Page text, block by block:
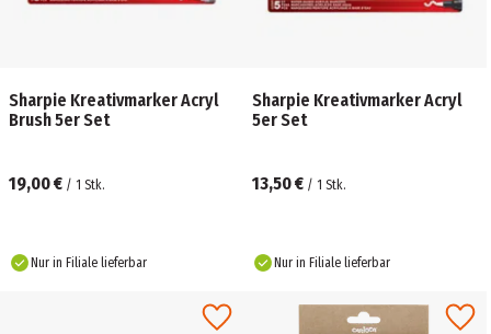
Sharpie Kreativmarker Acryl
Brush 5er Set
19,00 € / 1 Stk.
Nur in Filiale lieferbar
Sharpie Kreativmarker Acryl
5er Set
13,50 € / 1 Stk.
Nur in Filiale lieferbar